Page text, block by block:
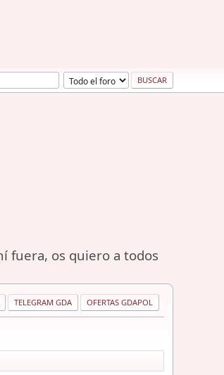
fuera, os quiero a todos
TELEGRAM GDA OFERTAS GDAPOL